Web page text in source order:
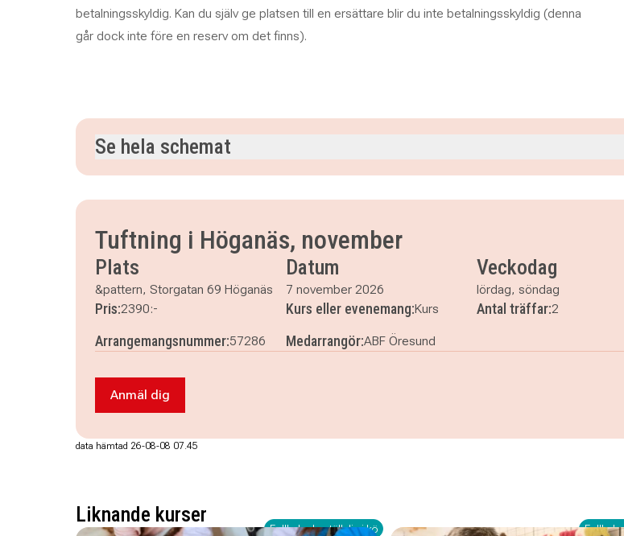
betalningsskyldig. Kan du själv ge platsen till en ersättare blir du inte betalningsskyldig (denna
går dock inte före en reserv om det finns).
Se hela schemat
Tuftning i Höganäs, november
Plats
&pattern, Storgatan 69 Höganäs
Datum
7 november 2026
Veckodag
lördag, söndag
Pris:2390:- Kurs eller evenemang:Kurs Antal träffar:2
Arrangemangsnummer:57286 Medarrangör:ABF Öresund
Anmäl dig till Tuftning i Höganäs, november
Anmäl dig
data hämtad 26-08-08 07.45
Liknande kurser
Fullbokad - ställ dig i kö